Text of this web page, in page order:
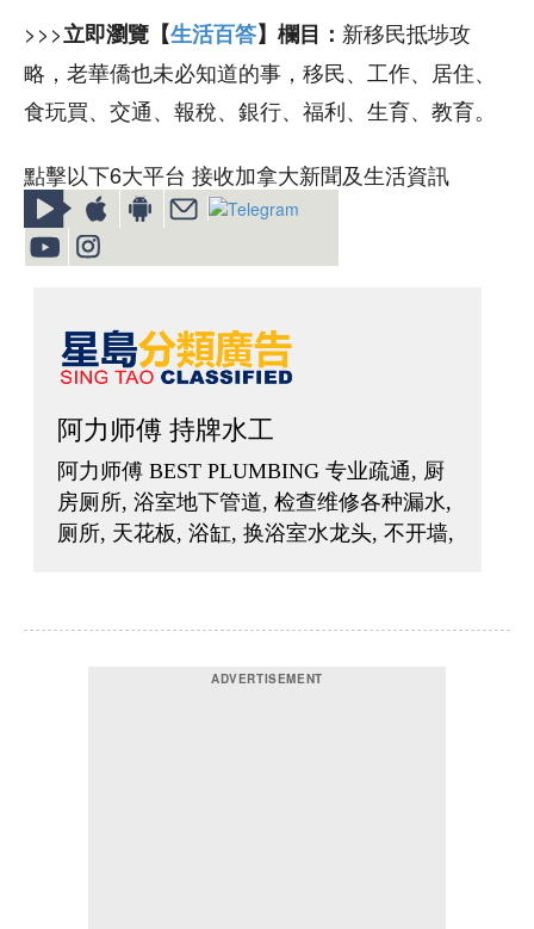
>>>立即瀏覽【生活百答】欄目： 新移民抵埗攻
略，老華僑也未必知道的事，移民、工作、居住、
食玩買、交通、報稅、銀行、福利、生育、教育。
點擊以下6大平台 接收加拿大新聞及生活資訊